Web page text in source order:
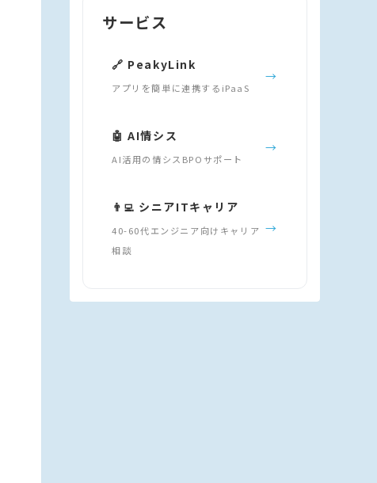
サービス
🔗 PeakyLink
アプリを簡単に連携するiPaaS
→
🤖 AI情シス
AI活用の情シスBPOサポート
→
👨‍💻 シニアITキャリア
40-60代エンジニア向けキャリア
相談
→